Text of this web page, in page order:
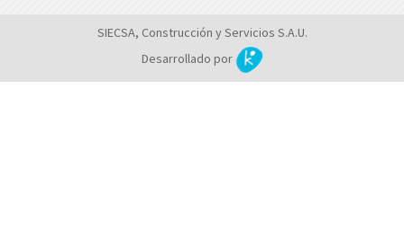
SIECSA, Construcción y Servicios S.A.U.
Desarrollado por